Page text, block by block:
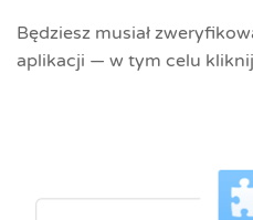
Będziesz musiał
aplikacji — w tym celu kliknij